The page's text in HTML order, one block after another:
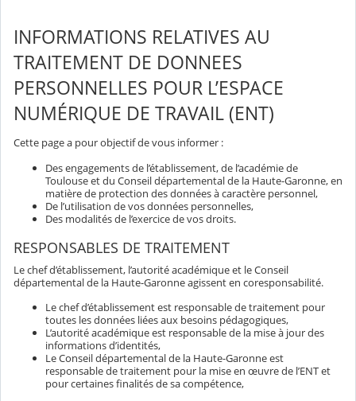
INFORMATIONS RELATIVES AU
TRAITEMENT DE DONNEES
PERSONNELLES POUR L’ESPACE
NUMÉRIQUE DE TRAVAIL (ENT)
Cette page a pour objectif de vous informer :
Des engagements de l’établissement, de l’académie de
Toulouse et du Conseil départemental de la Haute-Garonne, en
matière de protection des données à caractère personnel,
De l’utilisation de vos données personnelles,
Des modalités de l’exercice de vos droits.
RESPONSABLES DE TRAITEMENT
Le chef d’établissement, l’autorité académique et le Conseil
départemental de la Haute-Garonne agissent en coresponsabilité.
Le chef d’établissement est responsable de traitement pour
toutes les données liées aux besoins pédagogiques,
L’autorité académique est responsable de la mise à jour des
informations d’identités,
Le Conseil départemental de la Haute-Garonne est
responsable de traitement pour la mise en œuvre de l’ENT et
pour certaines finalités de sa compétence,